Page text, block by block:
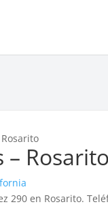
– Rosarito
290 en Rosarito.